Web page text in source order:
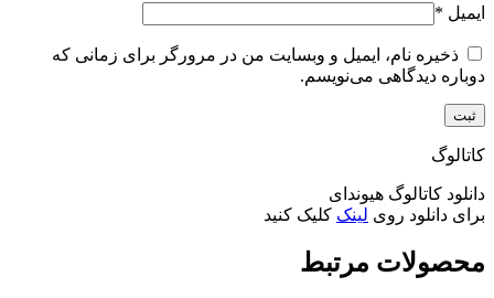
ایمیل *
ذخیره نام، ایمیل و وبسایت من در مرورگر برای زمانی که
دوباره دیدگاهی می‌نویسم.
کاتالوگ
دانلود کاتالوگ هیوندای
برای دانلود روی لینک کلیک کنید
محصولات مرتبط